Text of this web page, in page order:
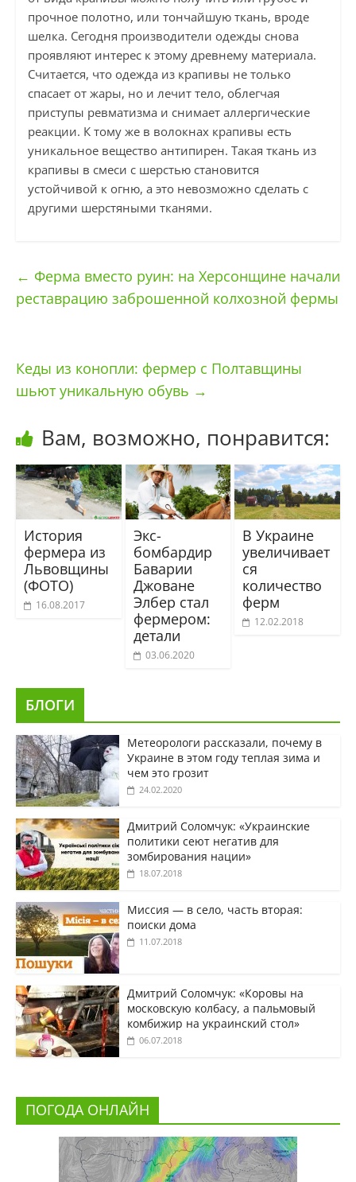
прочное полотно, или тончайшую ткань, вроде
шелка. Сегодня производители одежды снова
проявляют интерес к этому древнему материала.
Считается, что одежда из крапивы не только
спасает от жары, но и лечит тело, облегчая
приступы ревматизма и снимает аллергические
реакции. К тому же в волокнах крапивы есть
уникальное вещество антипирен. Такая ткань из
крапивы в смеси с шерстью становится
устойчивой к огню, а это невозможно сделать с
другими шерстяными тканями.
← Ферма вместо руин: на Херсонщине начали
реставрацию заброшенной колхозной фермы
Кеды из конопли: фермер с Полтавщины
шьют уникальную обувь →
Вам, возможно, понравится:
История
фермера из
Львовщины
(ФОТО)
16.08.2017
Экс-
бомбардир
Баварии
Джоване
Элбер стал
фермером:
детали
03.06.2020
В Украине
увеличивает
ся
количество
ферм
12.02.2018
БЛОГИ
Метеорологи рассказали, почему в
Украине в этом году теплая зима и
чем это грозит
24.02.2020
Дмитрий Соломчук: «Украинские
политики сеют негатив для
зомбирования нации»
18.07.2018
Миссия — в село, часть вторая:
поиски дома
11.07.2018
Дмитрий Соломчук: «Коровы на
московскую колбасу, а пальмовый
комбижир на украинский стол»
06.07.2018
ПОГОДА ОНЛАЙН